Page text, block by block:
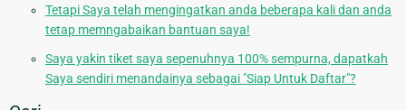
Tetapi Saya telah mengingatkan anda beberapa kali dan anda
tetap memngabaikan bantuan saya!
Saya yakin tiket saya sepenuhnya 100% sempurna, dapatkah
Saya sendiri menandainya sebagai "Siap Untuk Daftar"?